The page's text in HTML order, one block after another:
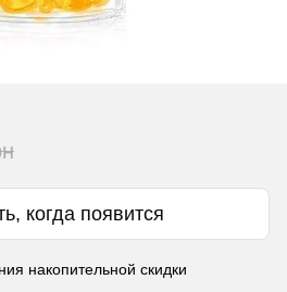
когда появится
накопительной скидки